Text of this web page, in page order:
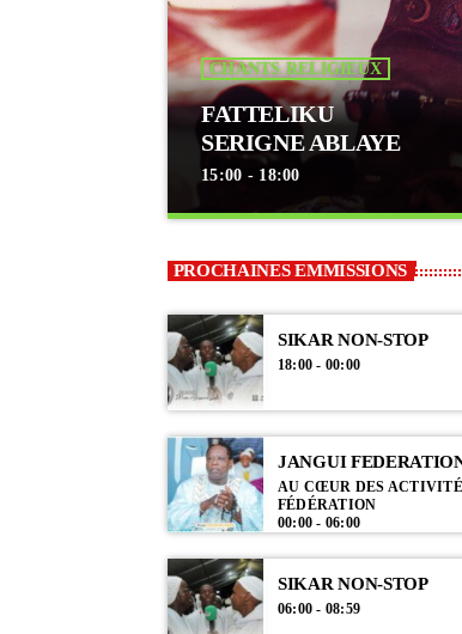
CHANTS RELIGIEUX
FATTELIKU
SERIGNE ABLAYE
15:00 - 18:00
FATTELIKU
A travers cette émission, nous rendons
hommage plus que mérité à Seydina
Abdoulaye Thiaw Lahi en vous faisant
ses conférences, causeries et autre
chants religieux.
PROCHAINES EMMISSIONS
SIKAR NON-STOP
18:00 - 00:00
JANGUI
AU CŒUR DES
FÉDÉRATION
00:00 - 06:00
SIKAR NON-STOP
06:00 - 08:59